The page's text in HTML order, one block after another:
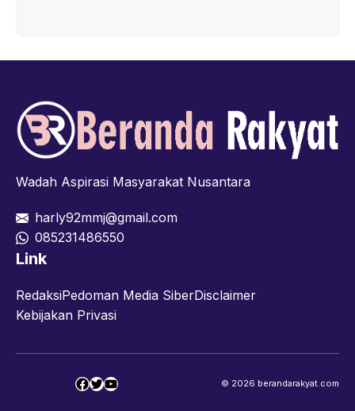
Wadah Aspirasi Masyarakat Nusantara
harly92mmj@gmail.com
085231486550
Link
RedaksiPedoman Media SiberDisclaimer
Kebijakan Privasi
Facebook
Twitter
YouTube © 2026 berandarakyat.com